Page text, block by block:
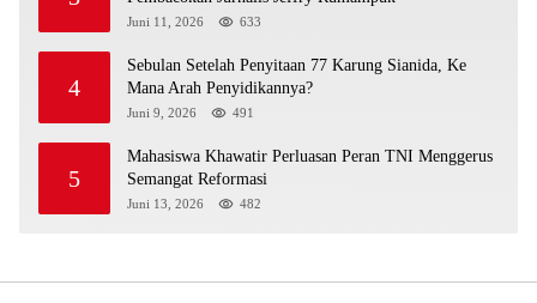
Juni 11, 2026 633
4
Sebulan Setelah Penyitaan 77 Karung Sianida, Ke
Mana Arah Penyidikannya?
Juni 9, 2026 491
5
Mahasiswa Khawatir Perluasan Peran TNI Menggerus
Semangat Reformasi
Juni 13, 2026 482